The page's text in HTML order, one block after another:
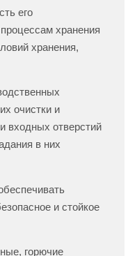
его
хранения
хранения,
очистки и
входных отверстий
в них
и стойкое
горючие